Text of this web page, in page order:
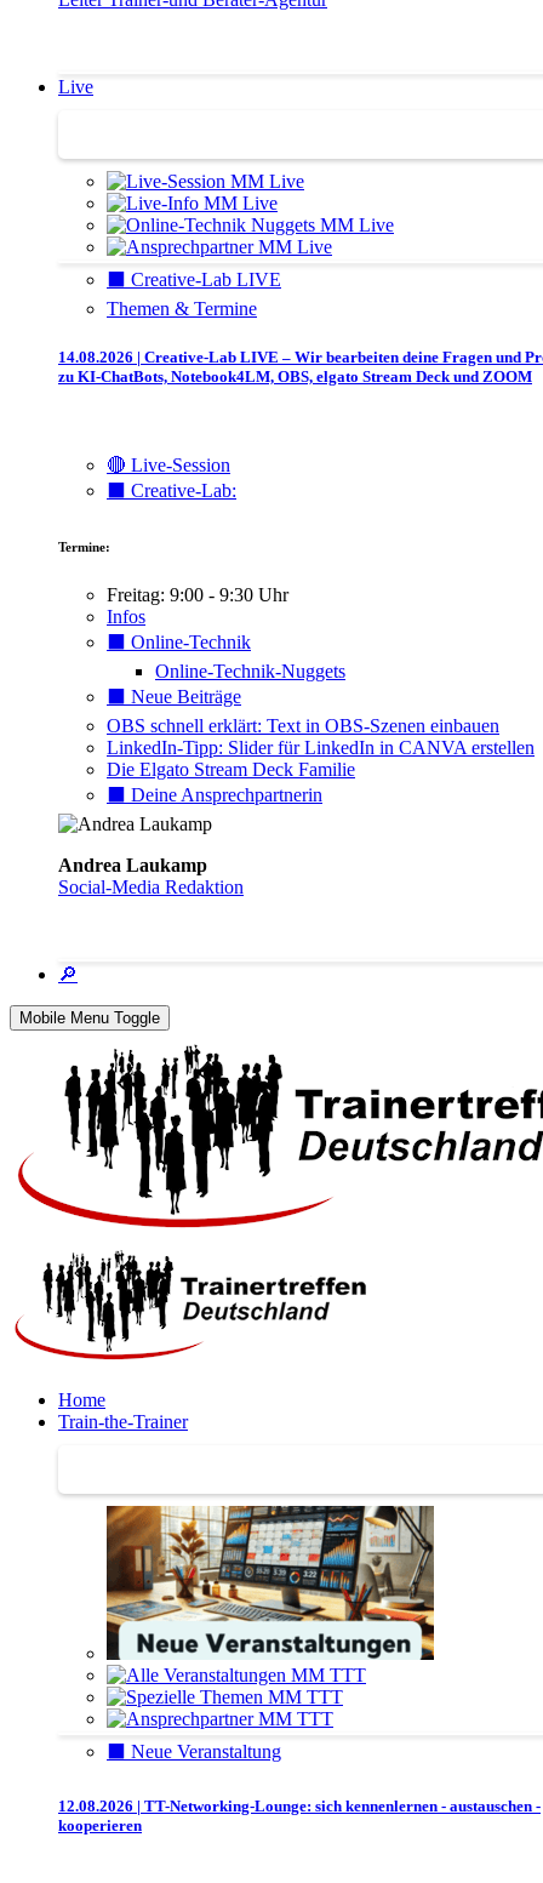
Live
⬛️ Creative-Lab LIVE
Themen & Termine
14.08.2026 | Creative-Lab LIVE – Wir bearbeiten deine Fragen und
zu KI-ChatBots, Notebook4LM, OBS, elgato Stream Deck und ZOOM
🔴 Live-Session
⬛️ Creative-Lab:
Termine:
Freitag: 9:00 - 9:30 Uhr
Infos
⬛️ Online-Technik
Online-Technik-Nuggets
⬛️ Neue Beiträge
OBS schnell erklärt: Text in OBS-Szenen einbauen
LinkedIn-Tipp: Slider für LinkedIn in CANVA erstellen
Die Elgato Stream Deck Familie
⬛️ Deine Ansprechpartnerin
Andrea Laukamp
Social-Media Redaktion
🔎
Mobile Menu Toggle
Home
Train-the-Trainer
⬛️ Neue Veranstaltung
12.08.2026 | TT-Networking-Lounge: sich kennenlernen - austauschen -
kooperieren